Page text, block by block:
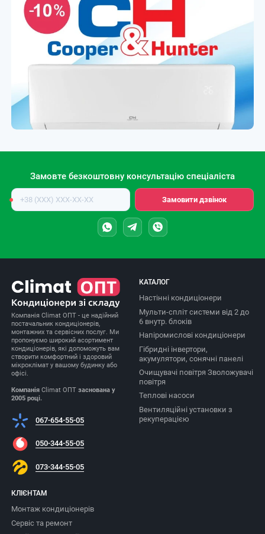
Замовте безкоштовну консультацію спеціаліста
Номер
телефону
Замовити дзвінок
Компанія Climat ОПТ - це надійний
постачальник кондиціонерів,
монтажних та сервісних послуг. Ми
пропонуємо широкий асортимент
кондиціонерів, які допоможуть вам
створити комфортний і здоровий
мікроклімат у вашому будинку або
офісі.
Компанія Climat ОПТзаснована у
2005 році.
067-654-55-05
050-344-55-05
073-344-55-05
КАТАЛОГ
Настінні кондиціонери
Мульти-спліт системи від 2 до
6 внутр. блоків
Напіромислові кондиціонери
Гібридні інвертори,
акумулятори, сонячні панелі
Очищувачі повітря Зволожувачі
повітря
Теплові насоси
Вентиляційні установки з
рекуперацією
КЛІЄНТАМ
Монтаж кондиціонерів
Сервіс та ремонт